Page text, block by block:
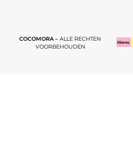
COCOMORA – ALLE RECHTEN
VOORBEHOUDEN